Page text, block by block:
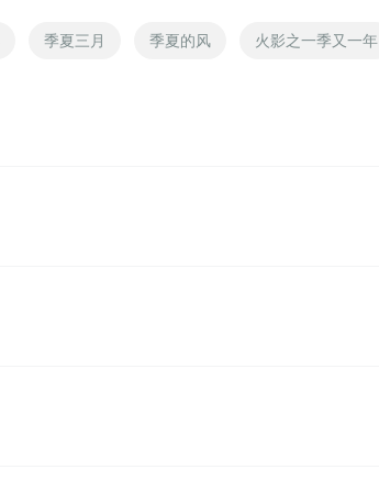
季夏三月 季夏的风 火影之一季又一年